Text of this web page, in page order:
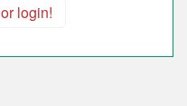
or login!